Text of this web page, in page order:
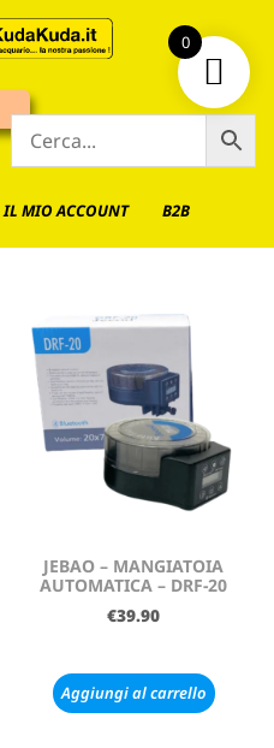
IL MIO ACCOUNT B2B
JEBAO – MANGIATOIA
AUTOMATICA – DRF-20
€39.90
Aggiungi al carrello
0